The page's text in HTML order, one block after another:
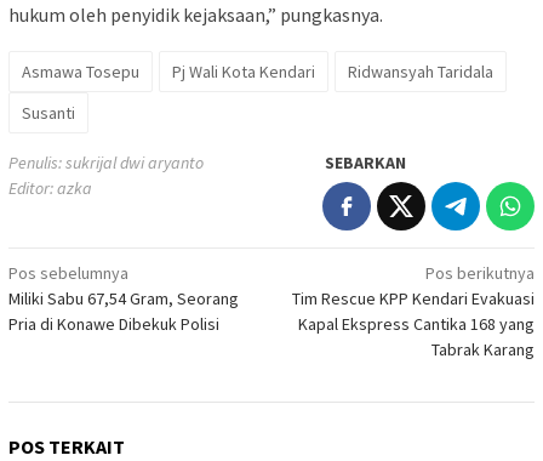
hukum oleh penyidik kejaksaan,” pungkasnya.
Asmawa Tosepu Pj Wali Kota Kendari
Ridwansyah Taridala
Susanti
Penulis: sukrijal dwi aryanto
Editor: azka
SEBARKAN
Navigasi
pos
Pos sebelumnya
Miliki Sabu 67,54 Gram, Seorang
Pria di Konawe Dibekuk Polisi
Pos berikutnya
Tim Rescue KPP Kendari Evakuasi
Kapal Ekspress Cantika 168 yang
Tabrak Karang
POS TERKAIT